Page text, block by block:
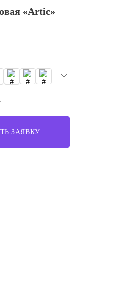
«Artic»
ЗАЯВКУ